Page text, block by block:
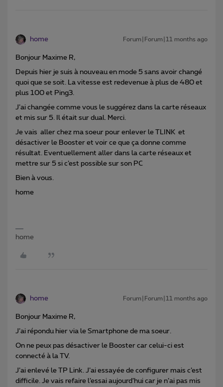
home Forum|Forum|11 months ago
Bonjour Maxime R,
Depuis hier je suis à nouveau en mode 5 sans avoir changé
quoi que se soit. La vitesse est redevenue à plus de 480 et
plus 100 et Ping3.
J’ai changée comme vous le suggérez dans la carte réseaux
et mis sur 5. Il était sur dual. Merci.
Je vais aller chez ma soeur pour enlever le TLINK et
désactiver le Booster et voir ce que ça donne comme
résultat. Eventuellement aller dans la carte réseaux et
mettre sur 5 si c’est possible sur son PC
Bien à vous.
home
home
home Forum|Forum|11 months ago
Bonjour Maxime R,
J’ai répondu hier via le Smartphone de ma soeur.
On ne peux pas désactiver le Booster car celui-ci est
connecté à la TV.
J’ai enlevé le TP Link. J’ai essayée de configurer mais c’est
difficile. Je vais refaire l’essai aujourd’hui car je n’ai pas mis